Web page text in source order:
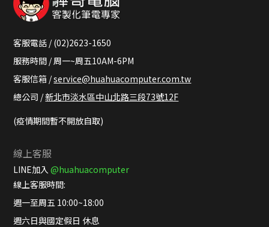
客服電話 / (02)2623-1650
服務時間 / 周一~周五10AM-6PM
客服信箱 /service@huahuacomputer.com.tw
總公司 /新北市淡水區中山北路三段73號12F
(疫情期間暫不開放自取)
線上客服
LINE加入@huahuacomputer
線上客服時間:
週一至周五 10:00~18:00
週六日與國定假日 休息